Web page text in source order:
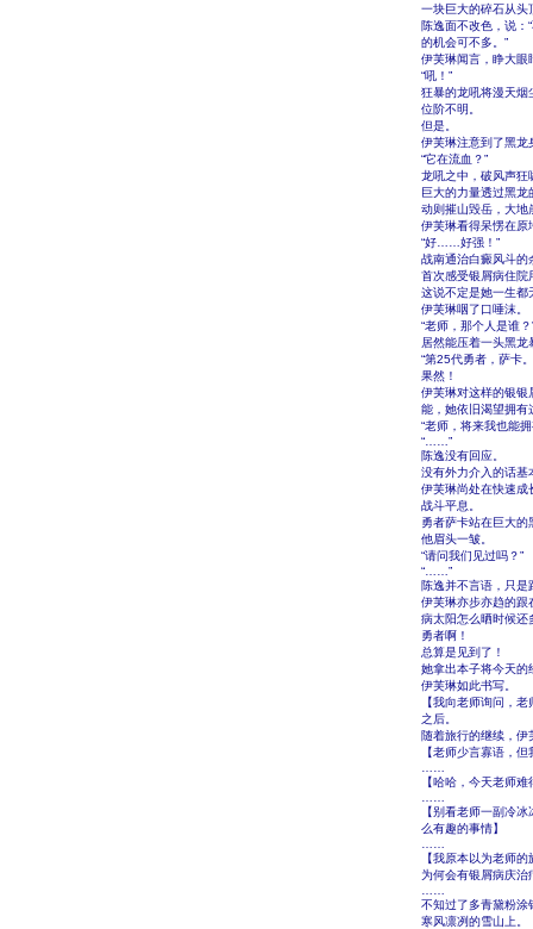
一块巨大的碎石从头
陈逸面不改色，说：
的机会可不多。”
伊芙琳闻言，睁大眼
“吼！”
狂暴的龙吼将漫天烟
位阶不明。
但是。
伊芙琳注意到了黑龙
“它在流血？”
龙吼之中，破风声狂
巨大的力量透过黑
动则摧山毁岳，大地
伊芙琳看得呆愣在原
“好……好强！”
战南通治白癜风斗的
首次感受银屑病住院
这说不定是她一生都
伊芙琳咽了口唾沫。
“老师，那个人是谁？
居然能压着一头黑
“第25代勇者，萨卡
果然！
伊芙琳对这样的银银
能，她依旧渴望拥有
“老师，将来我也能
“……”
陈逸没有回应。
没有外力介入的话基
伊芙琳尚处在快速成
战斗平息。
勇者萨卡站在巨大
他眉头一皱。
“请问我们见过吗？”
“……”
陈逸并不言语，只是
伊芙琳亦步亦趋的跟
病太阳怎么晒时候还
勇者啊！
总算是见到了！
她拿出本子将今天的
伊芙琳如此书写。
【我向老师询问，
之后。
随着旅行的继续，伊
【老师少言寡语，
【哈哈，今天老师
【别看老师一副冷
么有趣的事情】
【我原本以为老师
为何会有银屑病庆
不知过了多青黛粉涂
寒风凛冽的雪山上。